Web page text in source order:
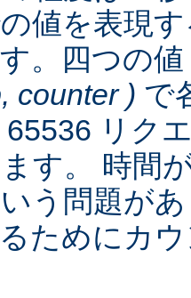
値を表現
。四つの値
counter ) で
リク
す。 時間
う問題が
ためにカ